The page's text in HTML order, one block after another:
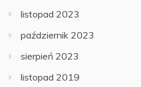
listopad 2023
październik 2023
sierpień 2023
listopad 2019